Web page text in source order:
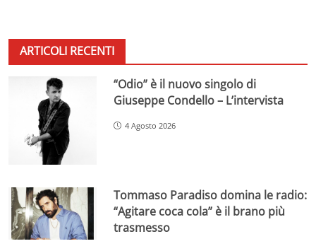
ARTICOLI RECENTI
“Odio” è il nuovo singolo di
Giuseppe Condello – L’intervista
4 Agosto 2026
Tommaso Paradiso domina le radio:
“Agitare coca cola” è il brano più
trasmesso